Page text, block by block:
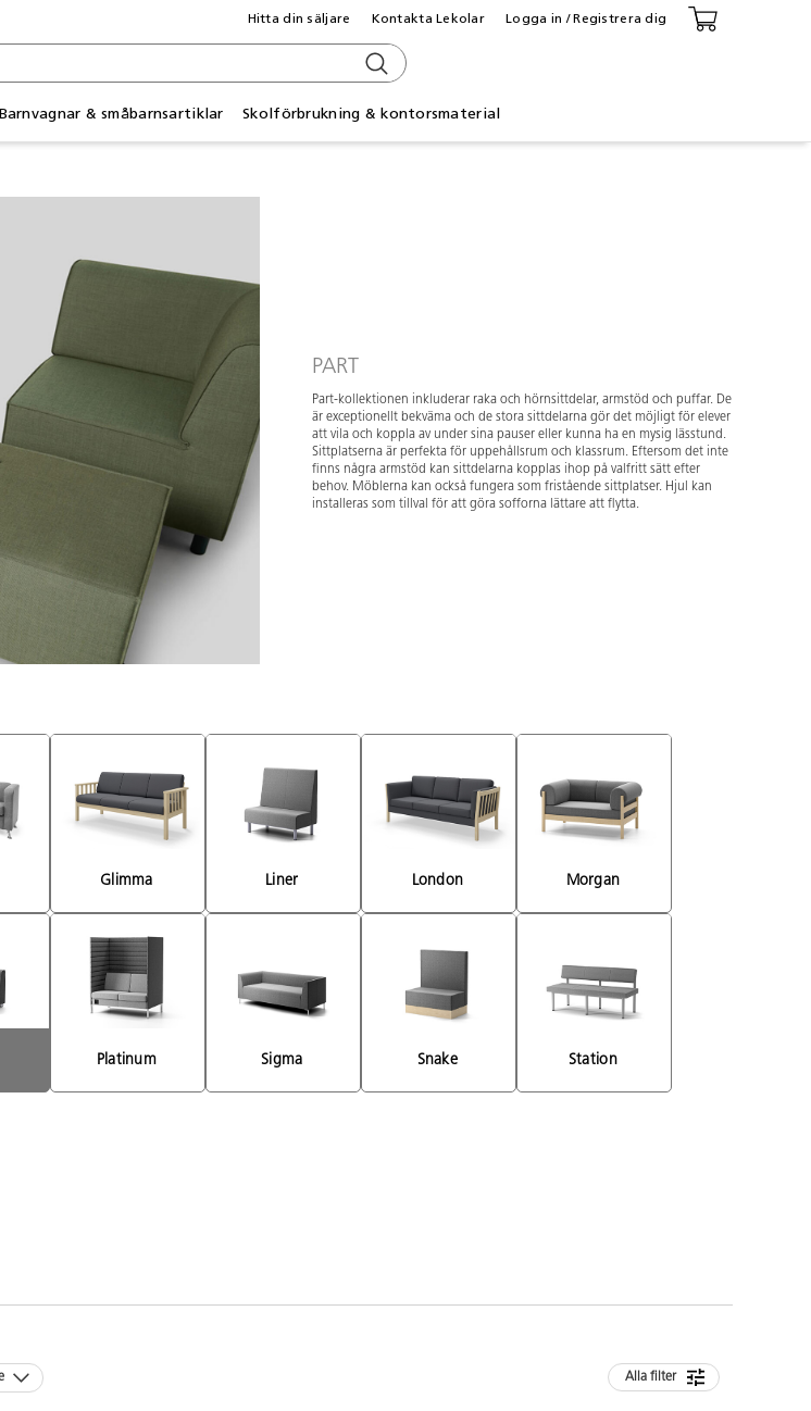
Barnvagnar & småbarnsartiklar Skolförbrukning & kontorsmaterial
Hitta din säljare Kontakta Lekolar Logga in / Registrera dig
PART
Part-kollektionen inkluderar raka och hörnsittdelar, armstöd och puffar. De
är exceptionellt bekväma och de stora sittdelarna gör det möjligt för elever
att vila och koppla av under sina pauser eller kunna ha en mysig lässtund.
Sittplatserna är perfekta för uppehållsrum och klassrum. Eftersom det inte
finns några armstöd kan sittdelarna kopplas ihop på valfritt sätt efter
behov. Möblerna kan också fungera som fristående sittplatser. Hjul kan
installeras som tillval för att göra sofforna lättare att flytta.
Glimma Liner London Morgan
Platinum Sigma Snake Station
Alla filter